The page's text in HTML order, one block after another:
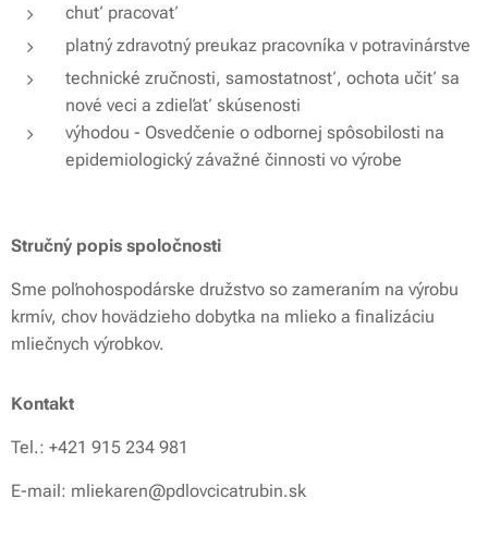
chuť pracovať
platný zdravotný preukaz pracovníka v potravinárstve
technické zručnosti, samostatnosť, ochota učiť sa
nové veci a zdieľať skúsenosti
výhodou - Osvedčenie o odbornej spôsobilosti na
epidemiologický závažné činnosti vo výrobe
Stručný popis spoločnosti
Sme poľnohospodárske družstvo so zameraním na výrobu
krmív, chov hovädzieho dobytka na mlieko a finalizáciu
mliečnych výrobkov.
Kontakt
Tel.: +421 915 234 981
E-mail: mliekaren@pdlovcicatrubin.sk